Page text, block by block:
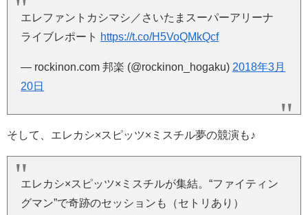
エレファントカシマシ／さいたまスーパーアリーナ
ライブレポート https://t.co/H5VoQMkQcf
— rockinon.com 邦楽 (@rockinon_hogaku) 2018年3月
20日
そして、エレカシ×スピッツ×ミスチル夢の競演も♪
エレカシ×スピッツ×ミスチルが集結。“ファイティン
グマン”で奇跡のセッションも（セトリあり）